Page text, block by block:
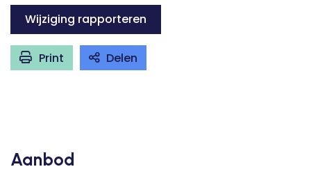
Wijziging rapporteren
Print Delen
Aanbod